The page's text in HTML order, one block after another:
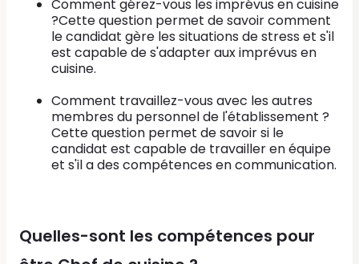
Comment gérez-vous les imprévus en cuisine
?Cette question permet de savoir comment
le candidat gère les situations de stress et s'il
est capable de s'adapter aux imprévus en
cuisine.
Comment travaillez-vous avec les autres
membres du personnel de l'établissement ?
Cette question permet de savoir si le
candidat est capable de travailler en équipe
et s'il a des compétences en communication.
Quelles-sont les compétences pour